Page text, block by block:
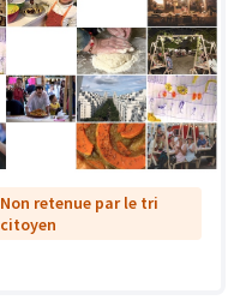
Non retenue par le tri
citoyen